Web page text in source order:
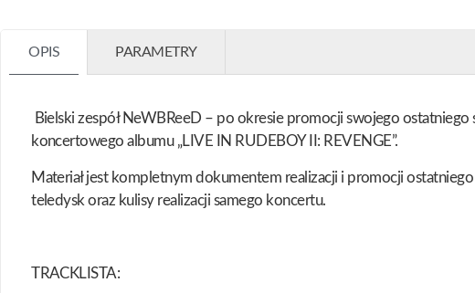
OPIS PARAMETRY
Bielski zespół NeWBReeD – po okresie promocji swojego
koncertowego albumu „LIVE IN RUDEBOY II: REVENGE”.
Materiał jest kompletnym dokumentem realizacji i promocji
teledysk oraz kulisy realizacji samego koncertu.
TRACKLISTA: